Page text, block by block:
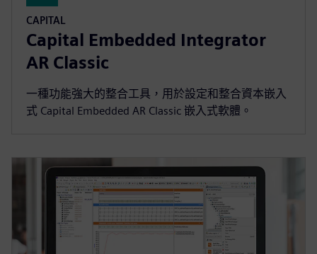
CAPITAL
Capital Embedded Integrator
AR Classic
一種功能強大的整合工具，用於設定和整合資本嵌入
式 Capital Embedded AR Classic 嵌入式軟體。